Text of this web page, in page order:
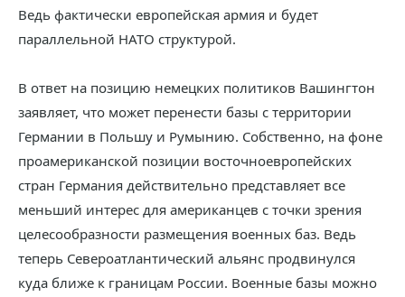
Ведь фактически европейская армия и будет
параллельной НАТО структурой.
В ответ на позицию немецких политиков Вашингтон
заявляет, что может перенести базы с территории
Германии в Польшу и Румынию. Собственно, на фоне
проамериканской позиции восточноевропейских
стран Германия действительно представляет все
меньший интерес для американцев с точки зрения
целесообразности размещения военных баз. Ведь
теперь Североатлантический альянс продвинулся
куда ближе к границам России. Военные базы можно